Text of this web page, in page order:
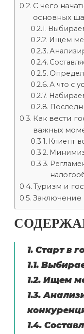
С чего
основных
Ищем
А что с
Как вести
важных
Клиент
Туризм и
Заключение
1. Старт в
1.1.
1.2. Ищем
1.3.
1.4.